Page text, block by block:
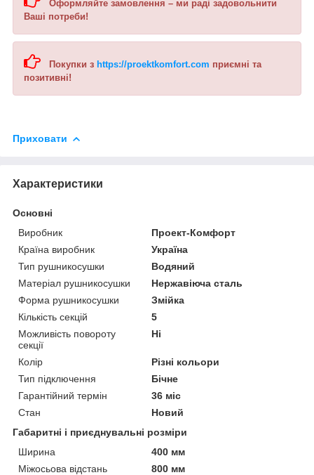
Оформляйте замовлення – ми раді задовольнити
Ваші потреби!
Покупки з https://proektkomfort.com приємні та
позитивні!
Приховати
Характеристики
Основні
Виробник
Проект-Комфорт
Країна виробник
Україна
Тип рушникосушки
Водяний
Матеріал рушникосушки
Нержавіюча сталь
Форма рушникосушки
Змійка
Кількість секцій
5
Можливість повороту
секції
Ні
Колір
Різні кольори
Тип підключення
Бічне
Гарантійний термін
36 міс
Стан
Новий
Габаритні і приєднувальні розміри
Ширина
400 мм
Міжосьова відстань
800 мм